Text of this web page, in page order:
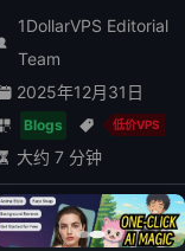
1DollarVPS Editorial
Team
2025年12月31日
Blogs 低价VPS
大约 7 分钟